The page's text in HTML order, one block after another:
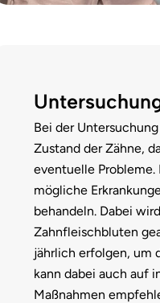
Bei der
Zustand der Zähne,
eventuelle
mögliche
behandeln. Dabei
Zahnfleischbluten
jährlich erfolgen, um
kann dabei auch auf
Maßnahmen